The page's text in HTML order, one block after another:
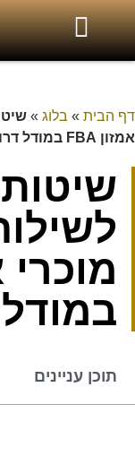
דף הבית » בלוג »
אמזון FBA במודל דרופשיפינג
תוכן עניינים